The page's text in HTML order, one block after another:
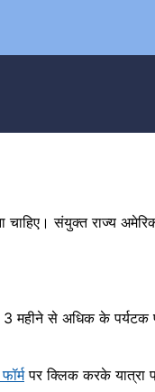
चाहिए। संयुक्त राज्य
3 महीने से अधिक के
पर क्लिक करके यात्रा